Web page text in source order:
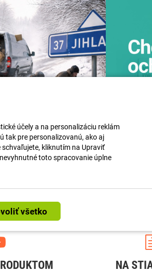
účely a na personalizáciu reklám
tak pre personalizovanú, ako aj
kliknutím na Upraviť
toto spracovanie úplne
🚚🎄 Ježíšek jel moc rychle. Lidi byli ještě rychlejší. Aneb: když se blbě zavřou dveře. Z dodávky...
NA